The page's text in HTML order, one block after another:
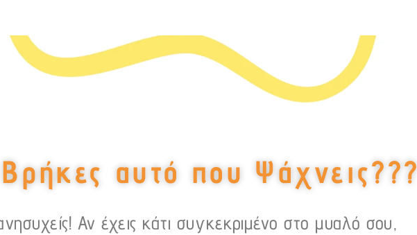
αυτό που Ψάχνεις???
Αν έχεις κάτι συγκεκριμένο στο μυαλό σου,